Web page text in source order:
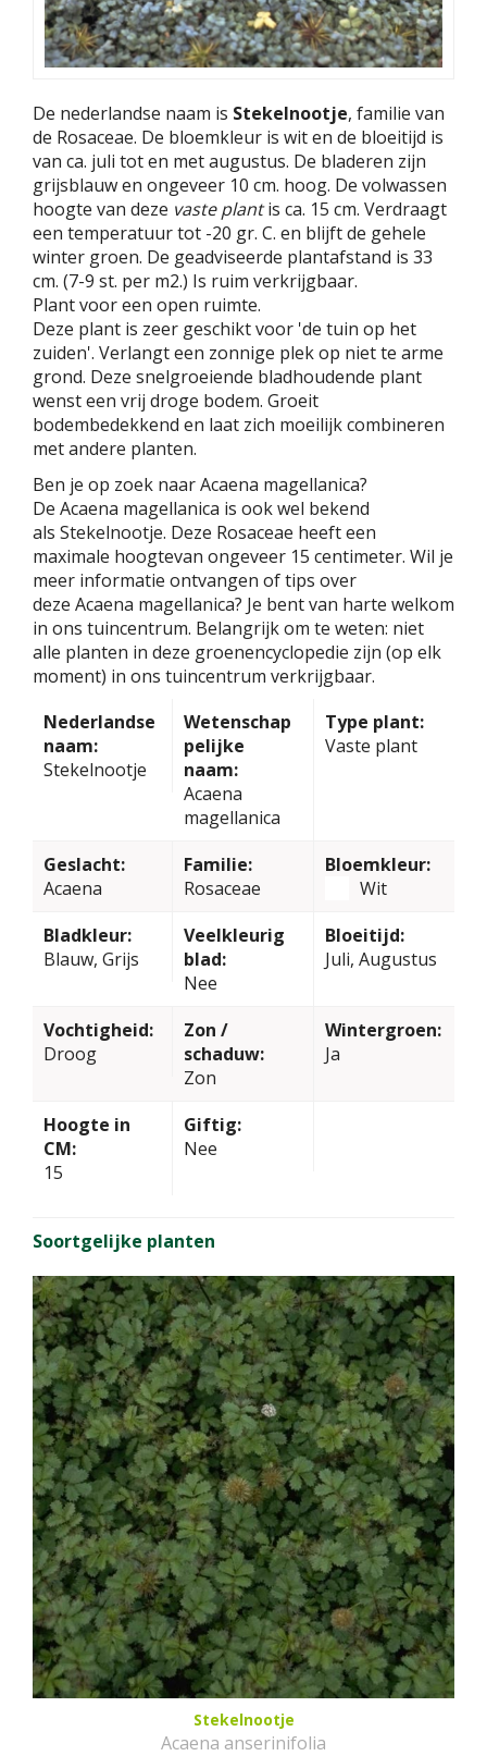
De nederlandse naam is Stekelnootje, familie van
de Rosaceae. De bloemkleur is wit en de bloeitijd is
van ca. juli tot en met augustus. De bladeren zijn
grijsblauw en ongeveer 10 cm. hoog. De volwassen
hoogte van deze vaste plantis ca. 15 cm. Verdraagt
een temperatuur tot -20 gr. C. en blijft de gehele
winter groen. De geadviseerde plantafstand is 33
cm. (7-9 st. per m2.) Is ruim verkrijgbaar.
Plant voor een open ruimte.
Deze plant is zeer geschikt voor 'de tuin op het
zuiden'. Verlangt een zonnige plek op niet te arme
grond. Deze snelgroeiende bladhoudende plant
wenst een vrij droge bodem. Groeit
bodembedekkend en laat zich moeilijk combineren
met andere planten.
Ben je op zoek naar Acaena magellanica?
De Acaena magellanica is ook wel bekend
als Stekelnootje. Deze Rosaceae heeft een
maximale hoogtevan ongeveer 15 centimeter. Wil je
meer informatie ontvangen of tips over
deze Acaena magellanica? Je bent van harte welkom
in ons tuincentrum. Belangrijk om te weten: niet
alle planten in deze groenencyclopedie zijn (op elk
moment) in ons tuincentrum verkrijgbaar.
Nederlandse
naam:
Stekelnootje
Wetenschap
pelijke
naam:
Acaena
magellanica
Type plant:
Vaste plant
Geslacht:
Acaena
Familie:
Rosaceae
Bloemkleur:
Wit
Bladkleur:
Blauw, Grijs
Veelkleurig
blad:
Nee
Bloeitijd:
Juli, Augustus
Vochtigheid:
Droog
Zon /
schaduw:
Zon
Wintergroen:
Ja
Hoogte in
CM:
15
Giftig:
Nee
Soortgelijke planten
Stekelnootje
Acaena anserinifolia